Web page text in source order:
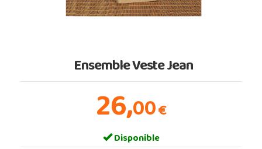
Ensemble Veste Jean
26,00€
Disponible